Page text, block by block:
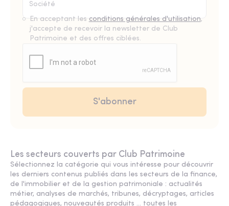
En acceptant les conditions générales d'utilisation,
j'accepte de recevoir la newsletter de Club
Patrimoine et des offres ciblées.
Les secteurs couverts par Club Patrimoine
Sélectionnez la catégorie qui vous intéresse pour découvrir
les derniers contenus publiés dans les secteurs de la finance,
de l'immobilier et de la gestion patrimoniale : actualités
métier, analyses de marchés, tribunes, décryptages, articles
pédagogiques, nouveautés produits ... toutes les